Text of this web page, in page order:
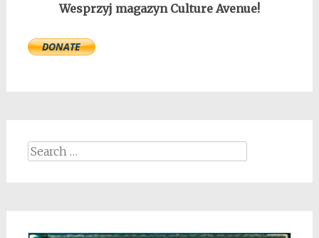
Wesprzyj magazyn Culture Avenue!
Search
for: